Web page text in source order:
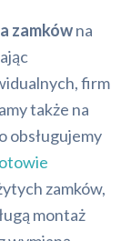
zamkówna
firm
także na
obsługujemy
zamków,
montaż